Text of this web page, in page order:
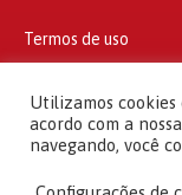
Termos de uso
© 2010 - 2026
Partido dos
Utilizamos cookies
acordo com a nossa
navegando, você